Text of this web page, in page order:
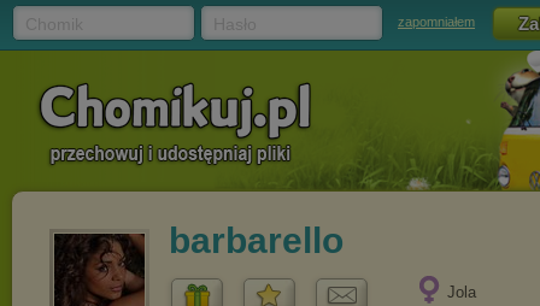
zapomniałem
barbarello
Jola